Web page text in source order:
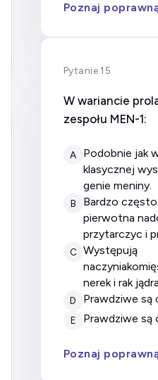
Poznaj
Pytanie 15
W wariancie
zespołu MEN-1:
A
podobnie jak w postaci
klasycznej
genie meniny.
B
bardzo często występuje
pierwotna
przytarczyc i
C występują
nerek i rak
D prawdziwe
E prawdziwe
Poznaj